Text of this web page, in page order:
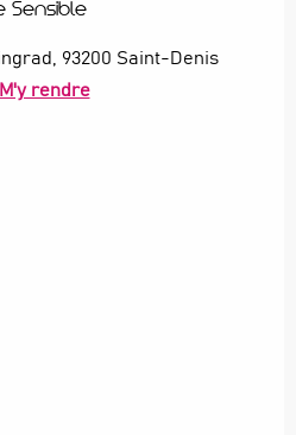
Sensible
93200 Saint-Denis
M'y rendre